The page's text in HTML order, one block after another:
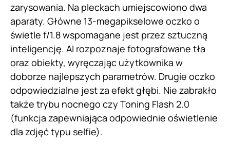
zarysowania. Na pleckach umiejscowiono dwa
aparaty. Główne 13-megapikselowe oczko o
świetle f/1.8 wspomagane jest przez sztuczną
inteligencję. AI rozpoznaje fotografowane tła
oraz obiekty, wyręczając użytkownika w
doborze najlepszych parametrów. Drugie oczko
odpowiedzialne jest za efekt głębi. Nie zabrakło
także trybu nocnego czy Toning Flash 2.0
(funkcja zapewniająca odpowiednie oświetlenie
dla zdjęć typu selfie).